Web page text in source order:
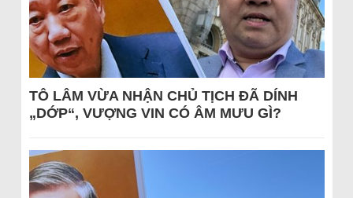
TÔ LÂM VỪA NHẬN CHỦ TỊCH ĐÃ DÍNH
„DỚP“, VƯỢNG VIN CÓ ÂM MƯU GÌ?